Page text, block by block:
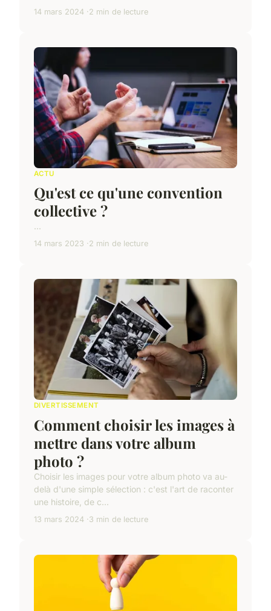
14 mars 2024 2 min de lecture
ACTU
Qu'est ce qu'une convention
collective ?
...
14 mars 2023 2 min de lecture
DIVERTISSEMENT
Comment choisir les images à
mettre dans votre album
photo ?
Choisir les images pour votre album photo va au-
delà d'une simple sélection : c'est l'art de raconter
une histoire, de c...
13 mars 2024 3 min de lecture